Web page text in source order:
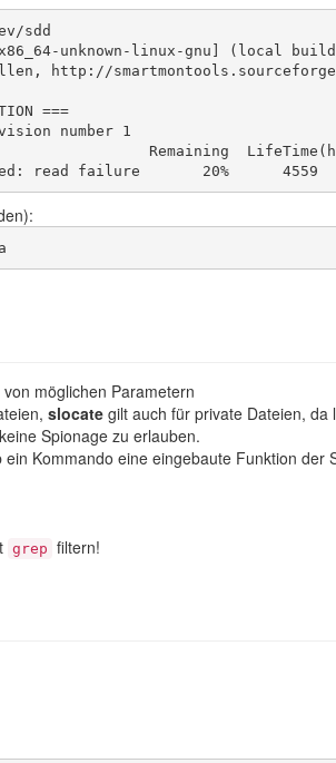
sdd
unknown-linux-gnu] (local
http://
===
number 1
Remaining
read failure       20%      4559
möglichen Parametern
slocate gilt auch für private Dateien,
Spionage zu erlauben.
ein Kommando eine eingebaute Funktion der
grep filtern!